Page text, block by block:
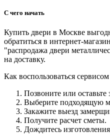
С чего начать
Купить двери в Москве
обратиться в интернет-
"распродажа двери
на доставку.
Как воспользоваться
Позвоните или оставьте
Выберите подходящую
Закажите выезд
Получите расчет сметы.
Дождитесь